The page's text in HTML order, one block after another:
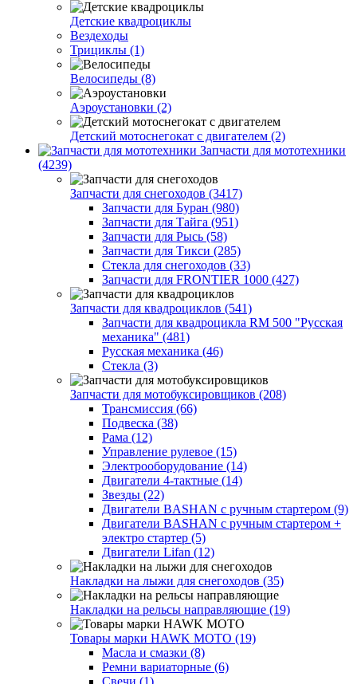
Детские квадроциклы
Вездеходы
Трициклы (1)
Велосипеды (8)
Аэроустановки (2)
Детский мотоснегокат с двигателем (2)
Запчасти для мототехники
(4239)
Запчасти для снегоходов (3417)
Запчасти для Буран (980)
Запчасти для Тайга (951)
Запчасти для Рысь (58)
Запчасти для Тикси (285)
Стекла для снегоходов (33)
Запчасти для FRONTIER 1000 (427)
Запчасти для квадроциклов (541)
Запчасти для квадроцикла RM 500 "Русская
механика" (481)
Русская механика (46)
Стекла (3)
Запчасти для мотобуксировщиков (208)
Трансмиссия (66)
Подвеска (38)
Рама (12)
Управление рулевое (15)
Электрооборудование (14)
Двигатели 4-тактные (14)
Звезды (22)
Двигатели BASHAN с ручным стартером (9)
Двигатели BASHAN с ручным стартером +
электро стартер (5)
Двигатели Lifan (12)
Накладки на лыжи для снегоходов (35)
Накладки на рельсы направляющие (19)
Товары марки HAWK MOTO (19)
Масла и смазки (8)
Ремни вариаторные (6)
Свечи (1)